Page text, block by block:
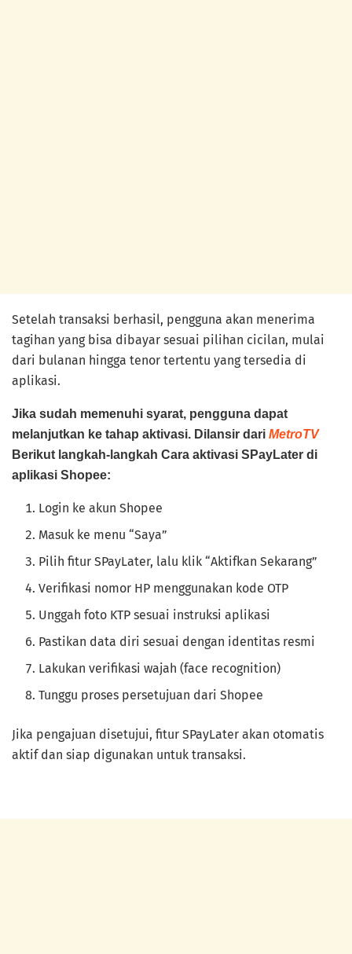
Setelah transaksi berhasil, pengguna akan menerima
tagihan yang bisa dibayar sesuai pilihan cicilan, mulai
dari bulanan hingga tenor tertentu yang tersedia di
aplikasi.
Jika sudah memenuhi syarat, pengguna dapat
melanjutkan ke tahap aktivasi. Dilansir dari MetroTV
Berikut langkah-langkah Cara aktivasi SPayLater di
aplikasi Shopee:
Login ke akun Shopee
Masuk ke menu “Saya”
Pilih fitur SPayLater, lalu klik “Aktifkan Sekarang”
Verifikasi nomor HP menggunakan kode OTP
Unggah foto KTP sesuai instruksi aplikasi
Pastikan data diri sesuai dengan identitas resmi
Lakukan verifikasi wajah (face recognition)
Tunggu proses persetujuan dari Shopee
Jika pengajuan disetujui, fitur SPayLater akan otomatis
aktif dan siap digunakan untuk transaksi.